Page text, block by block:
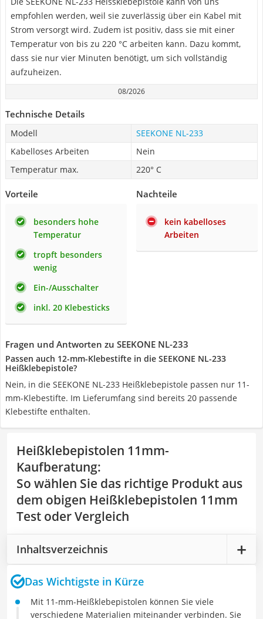
empfohlen werden, weil sie zuverlässig über ein Kabel mit
Strom versorgt wird. Zudem ist positiv, dass sie mit einer
Temperatur von bis zu 220 °C arbeiten kann. Dazu kommt,
dass sie nur vier Minuten benötigt, um sich vollständig
aufzuheizen.
08/2026
Technische Details
Modell
SEEKONE NL-233
Kabelloses Arbeiten
Nein
Temperatur max.
220° C
Vorteile
besonders hohe
Temperatur
tropft besonders
wenig
Ein-/Ausschalter
inkl. 20 Klebesticks
Nachteile
kein kabelloses
Arbeiten
Fragen und Antworten zu SEEKONE NL-233
Passen auch 12-mm-Klebestifte in die SEEKONE NL-233
Heißklebepistole?
Nein, in die SEEKONE NL-233 Heißklebepistole passen nur 11-
mm-Klebestifte. Im Lieferumfang sind bereits 20 passende
Klebestifte enthalten.
Heißklebepistolen 11mm-
Kaufberatung:
So wählen Sie das richtige Produkt aus
dem obigen Heißklebepistolen 11mm
Test oder Vergleich
Inhaltsverzeichnis
Das Wichtigste in Kürze
Mit 11-mm-Heißklebepistolen können Sie viele
verschiedene Materialien miteinander verbinden. Sie